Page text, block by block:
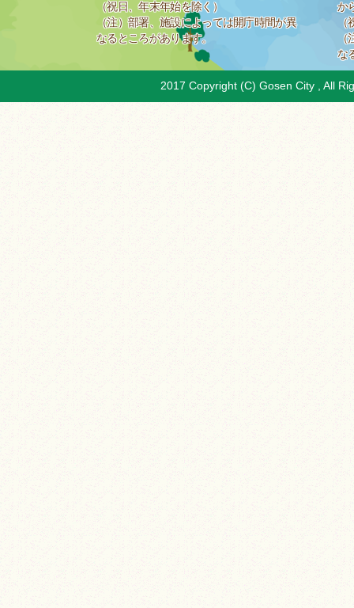
（祝日、年末年始を除く）
（注）部署、施設によっては開庁時間が異
なるところがあります。
か
な
2017 Copyright (C) Gosen City , All